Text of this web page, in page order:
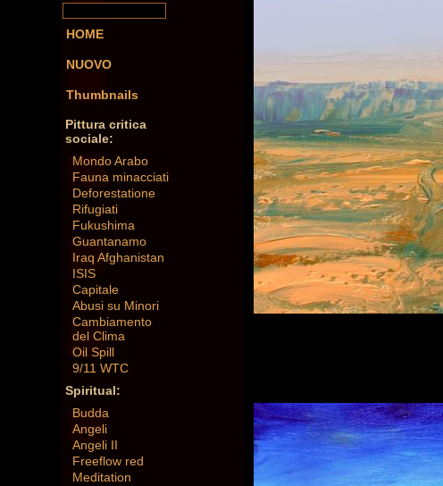
HOME
NUOVO
Thumbnails
Pittura critica
sociale:
Mondo Arabo
Fauna minacciati
Deforestatione
Rifugiati
Fukushima
Guantanamo
Iraq Afghanistan
ISIS
Capitale
Abusi su Minori
Cambiamento
del Clima
Oil Spill
9/11 WTC
Spiritual:
Budda
Angeli
Angeli II
Freeflow red
Meditation